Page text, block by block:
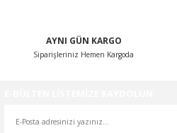
AYNI GÜN KARGO
Siparişleriniz Hemen Kargoda